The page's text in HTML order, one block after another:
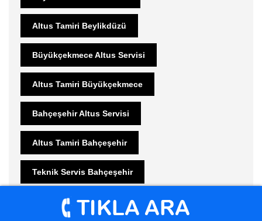
Altus Tamiri Beylikdüzü
Büyükçekmece Altus Servisi
Altus Tamiri Büyükçekmece
Bahçeşehir Altus Servisi
Altus Tamiri Bahçeşehir
Teknik Servis Bahçeşehir
Güzelce Arçelik Servisi